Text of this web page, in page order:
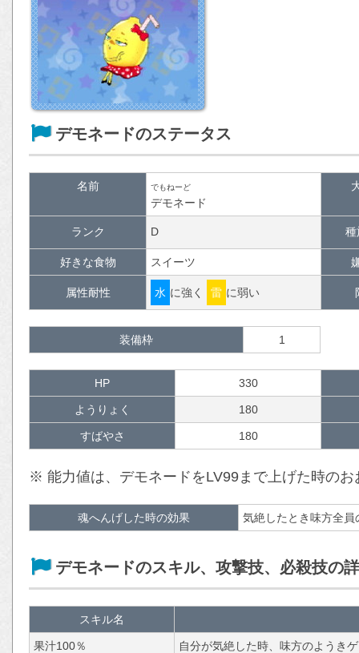
デモネードのステータス
名前 でもねーど
デモネード
ランク D 種
好きな食物 スイーツ
属性耐性 水 に強く 雷 に弱い
装備枠 1
HP 330
ようりょく 180
すばやさ 180
※ 能力値は、デモネードをLV99まで上げた時の
魂へんげした時の効果 気絶したとき味方全員
デモネードのスキル、攻撃技、必殺技の
スキル名
果汁100％ 自分が気絶した時、味方のようき